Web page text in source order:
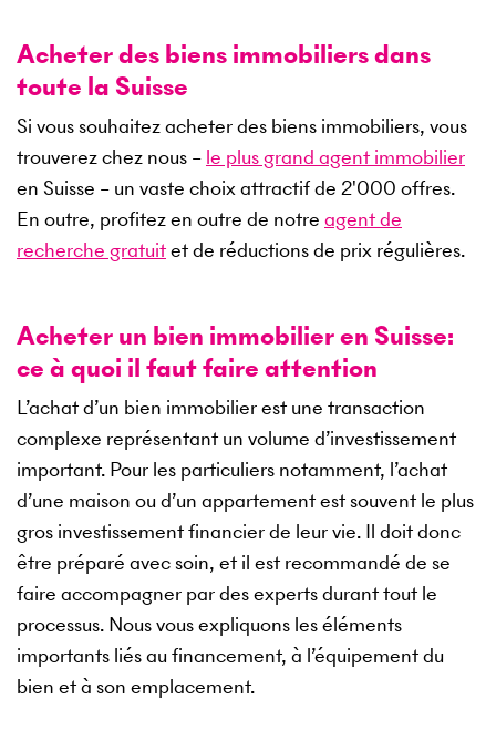
Acheter des biens immobiliers dans
toute la Suisse
Si vous souhaitez acheter des biens immobiliers, vous
trouverez chez nous – le plus grand agent immobilier
en Suisse – un vaste choix attractif de 2'000 offres.
En outre, profitez en outre de notre agent de
recherche gratuitet de réductions de prix régulières.
Acheter un bien immobilier en Suisse:
ce à quoi il faut faire attention
L’achat d’un bien immobilier est une transaction
complexe représentant un volume d’investissement
important. Pour les particuliers notamment, l’achat
d’une maison ou d’un appartement est souvent le plus
gros investissement financier de leur vie. Il doit donc
être préparé avec soin, et il est recommandé de se
faire accompagner par des experts durant tout le
processus. Nous vous expliquons les éléments
importants liés au financement, à l’équipement du
bien et à son emplacement.